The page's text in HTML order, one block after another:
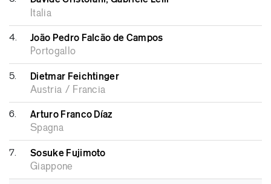
Italia
4. João Pedro Falcão de Campos
Portogallo
5. Dietmar Feichtinger
Austria / Francia
6. Arturo Franco Díaz
Spagna
7. Sosuke Fujimoto
Giappone